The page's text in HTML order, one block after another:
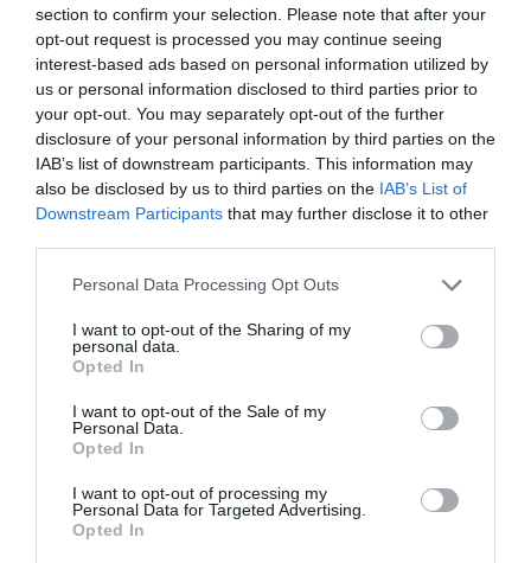
section to confirm your selection. Please note that after your
opt-out request is processed you may continue seeing
interest-based ads based on personal information utilized by
us or personal information disclosed to third parties prior to
your opt-out. You may separately opt-out of the further
disclosure of your personal information by third parties on the
IAB’s list of downstream participants. This information may
also be disclosed by us to third parties on the IAB’s List of
Downstream Participants that may further disclose it to other
Please note that this website/app uses one or more Google
not limited to your visit or usage behaviour. You may click to
grant or deny consent to Google and its third-party tags to
use your data for below specified purposes in below Google
consent section.
Personal Data Processing Opt Outs
I want to opt-out of the Sharing of my
personal data.
Opted In
I want to opt-out of the Sale of my
Personal Data.
Opted In
I want to opt-out of processing my
Personal Data for Targeted Advertising.
Opted In
ΑΡΘΡΑ
Υαλουρονικό οξύ στην οδοντιατρική: εφαρμογές
και οφέλη
Τερηδόνα θηλασμού: Τι είναι και πώς μπορείτε να
προστατεύσετε το παιδί σας
Πότε χρειάζεται ένα παιδί να κάνει τις
γενικήαναισθησία σε νοσοκομείο;
Πρώτη επίσκεψη στον οδοντίατρο: πώς να
προετοιμάσουν οι γονείς τα παιδιά